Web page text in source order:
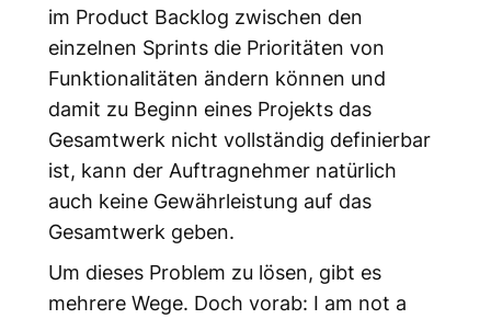
im Product Backlog zwischen den
einzelnen Sprints die Prioritäten von
Funktionalitäten ändern können und
damit zu Beginn eines Projekts das
Gesamtwerk nicht vollständig definierbar
ist, kann der Auftragnehmer natürlich
auch keine Gewährleistung auf das
Gesamtwerk geben.
Um dieses Problem zu lösen, gibt es
mehrere Wege. Doch vorab: I am not a